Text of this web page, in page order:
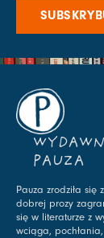
PAUZA
Pauza zrodziła
dobrej prozy
się w literaturze z
wciąga,